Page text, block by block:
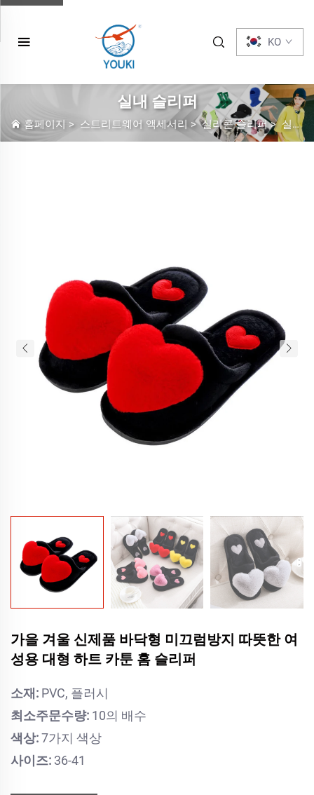
KO
실내 슬리퍼
홈페이지 > 스트리트웨어 액세서리 >실리콘 슬리퍼>실내 슬리퍼
가을 겨울 신제품 바닥형 미끄럼방지 따뜻한 여
성용 대형 하트 카툰 홈 슬리퍼
소재: PVC, 플러시
최소주문수량: 10의 배수
색상:7가지 색상
사이즈: 36-41